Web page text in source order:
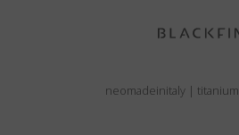
neomadeinitaly | titanium